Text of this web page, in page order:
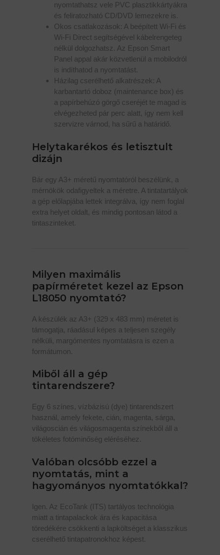
nyomtathatsz vele PVC plasztikkártyákra
és feliratozható CD/DVD lemezekre is.
Okos csatlakozások: A beépített Wi-Fi és
Wi-Fi Direct segítségével kábelrengeteg
nélkül dolgozhatsz. Az Epson Smart
Panel appal akár közvetlenül a mobilodról
is indíthatod a nyomtatást.
Házilag cserélhető alkatrészek: A
karbantartó doboz (maintenance box) és
a papírbehúzó görgő cseréjét te magad is
elvégezheted pár perc alatt, így nem kell
szervizre várnod, ha sűrű a határidő.
Helytakarékos és letisztult
dizájn
Bár egy A3+ méretű nyomtatóról beszélünk, a
mérnökök odafigyeltek a méretre. A tintatartályok
a gép előlapjába lettek integrálva, így nem foglal
extra helyet oldalt, és mindig pontosan látod a
tintaszinteket.
Milyen maximális
papírméretet kezel az Epson
L18050 nyomtató?
A készülék az A3+ (329 x 483 mm) méretet is
támogatja, ráadásul képes a teljesen szegély
nélküli, margómentes nyomtatásra is ezen a
formátumon.
Miből áll a gép
tintarendszere?
Egy 6 színes, vízbázisú (dye) tintarendszert
használ, amely fekete, cián, magenta, sárga,
világoscián és világosmagenta színekből áll a
tökéletes fotóminőség eléréséhez.
Valóban olcsóbb ezzel a
nyomtatás, mint a
hagyományos nyomtatókkal?
Igen. Az EcoTank (ITS) tartályos technológia
miatt a tintapalackok ára és kapacitása
töredékére csökkenti a lapköltséget a klasszikus
cserélhető tintapatronokhoz képest.